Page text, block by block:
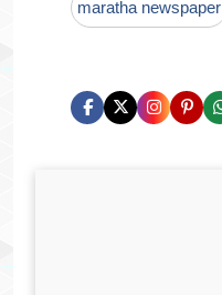
maratha newspaper